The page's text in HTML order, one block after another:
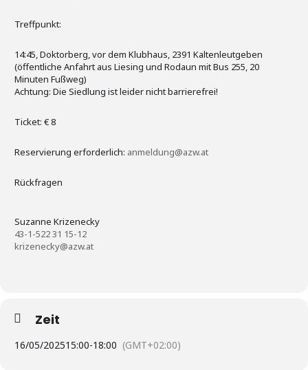
Treffpunkt:
14:45, Doktorberg, vor dem Klubhaus, 2391 Kaltenleutgeben
(öffentliche Anfahrt aus Liesing und Rodaun mit Bus 255, 20
Minuten Fußweg)
Achtung: Die Siedlung ist leider nicht barrierefrei!
Ticket: € 8
Reservierung erforderlich: anmeldung@azw.at
Rückfragen
Suzanne Krizenecky
43-1-522 31 15-12
krizenecky@azw.at
Zeit
16/05/202515:00-18:00 (GMT+02:00)